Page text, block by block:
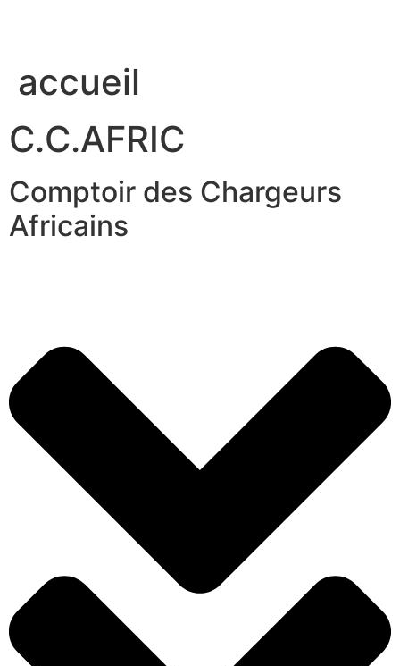
accueil
C.C.AFRIC
Comptoir des Chargeurs
Africains